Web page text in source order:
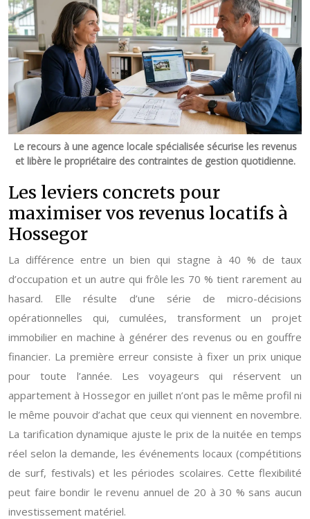
Le recours à une agence locale spécialisée sécurise les revenus
et libère le propriétaire des contraintes de gestion quotidienne.
Les leviers concrets pour
maximiser vos revenus locatifs à
Hossegor
La différence entre un bien qui stagne à 40 % de taux
d’occupation et un autre qui frôle les 70 % tient rarement au
hasard. Elle résulte d’une série de micro-décisions
opérationnelles qui, cumulées, transforment un projet
immobilier en machine à générer des revenus ou en gouffre
financier. La première erreur consiste à fixer un prix unique
pour toute l’année. Les voyageurs qui réservent un
appartement à Hossegor en juillet n’ont pas le même profil ni
le même pouvoir d’achat que ceux qui viennent en novembre.
La tarification dynamique ajuste le prix de la nuitée en temps
réel selon la demande, les événements locaux (compétitions
de surf, festivals) et les périodes scolaires. Cette flexibilité
peut faire bondir le revenu annuel de 20 à 30 % sans aucun
investissement matériel.